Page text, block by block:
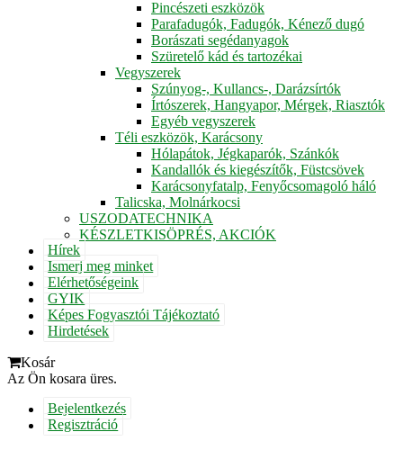
Pincészeti eszközök
Parafadugók, Fadugók, Kénező dugó
Borászati segédanyagok
Szüretelő kád és tartozékai
Vegyszerek
Szúnyog-, Kullancs-, Darázsírtók
Írtószerek, Hangyapor, Mérgek, Riasztók
Egyéb vegyszerek
Téli eszközök, Karácsony
Hólapátok, Jégkaparók, Szánkók
Kandallók és kiegészítők, Füstcsövek
Karácsonyfatalp, Fenyőcsomagoló háló
Talicska, Molnárkocsi
USZODATECHNIKA
KÉSZLETKISÖPRÉS, AKCIÓK
Hírek
Ismerj meg minket
Elérhetőségeink
GYIK
Képes Fogyasztói Tájékoztató
Hirdetések
Kosár
Az Ön kosara üres.
Bejelentkezés
Regisztráció